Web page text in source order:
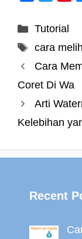
b
o
t
e
r
e
r
t
Categories
Tutorial
Tags
cara
Cara
Coret Di Wa
Arti
Kelebihan
Recent